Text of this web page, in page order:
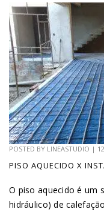
POSTED BY LINEASTUDIO |
PISO AQUECIDO X
O piso aquecido é um
hidráulico) de